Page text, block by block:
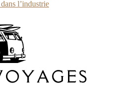
l’industrie